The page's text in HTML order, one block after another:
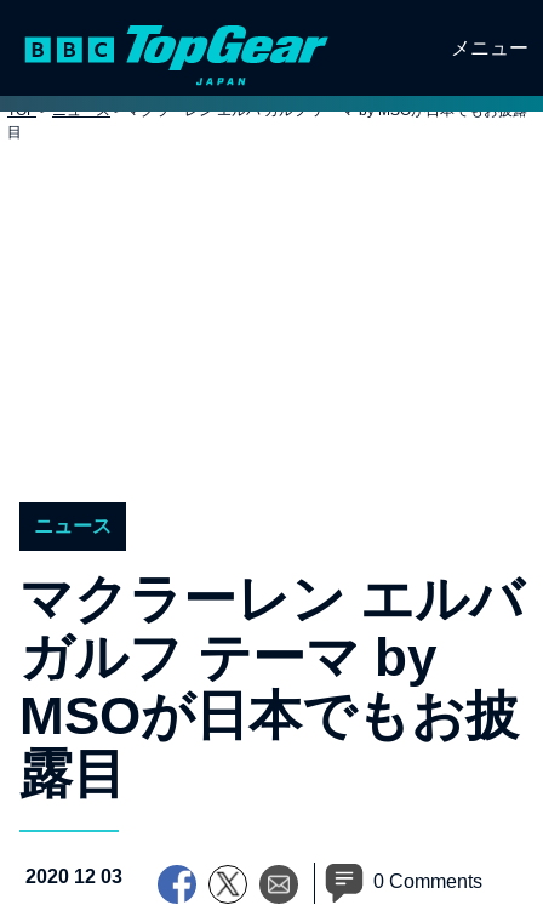
メニュー
TOP > ニュース > マクラーレン エルバ ガルフ テーマ by MSOが日本でもお披露
目
ニュース
マクラーレン エルバ
ガルフ テーマ by
MSOが日本でもお披
露目
2020 12 03 0 Comments